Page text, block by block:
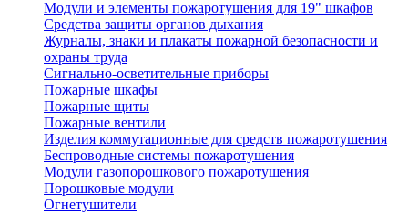
Модули и элементы пожаротушения для 19" шкафов
Средства защиты органов дыхания
Журналы, знаки и плакаты пожарной безопасности и
охраны труда
Сигнально-осветительные приборы
Пожарные шкафы
Пожарные щиты
Пожарные вентили
Изделия коммутационные для средств пожаротушения
Беспроводные системы пожаротушения
Модули газопорошкового пожаротушения
Порошковые модули
Огнетушители